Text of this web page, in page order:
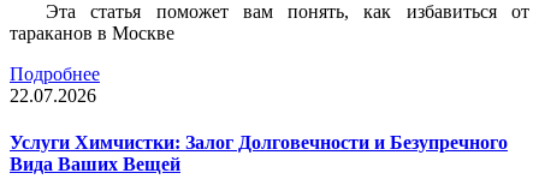
Эта статья поможет вам понять, как избавиться от
тараканов в Москве
Подробнее
22.07.2026
Услуги Химчистки: Залог Долговечности и Безупречного
Вида Ваших Вещей